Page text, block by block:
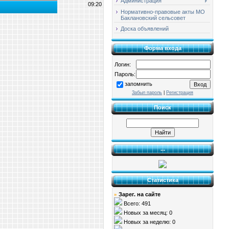
09:20
Нормативно-правовые акты МО
Баклановский сельсовет
Доска объявлений
Форма входа
Логин:
Пароль:
запомнить
Забыл пароль Регистрация
Поиск
...
Статистика
» Зарег. на сайте
Всего: 491
Новых за месяц: 0
Новых за неделю: 0